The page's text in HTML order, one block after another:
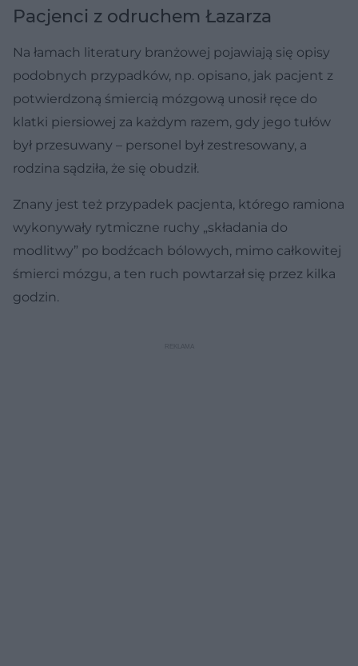
Pacjenci z odruchem Łazarza
Na łamach literatury branżowej pojawiają się opisy
podobnych przypadków, np. opisano, jak pacjent z
potwierdzoną śmiercią mózgową unosił ręce do
klatki piersiowej za każdym razem, gdy jego tułów
był przesuwany – personel był zestresowany, a
rodzina sądziła, że się obudził.
Znany jest też przypadek pacjenta, którego ramiona
wykonywały rytmiczne ruchy „składania do
modlitwy” po bodźcach bólowych, mimo całkowitej
śmierci mózgu, a ten ruch powtarzał się przez kilka
godzin.